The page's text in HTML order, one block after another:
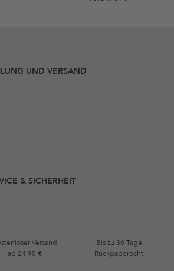
UND VERSAND
& SICHERHEIT
Versand
ab 24,95 €
Bis zu 30 Tage
Rückgaberecht